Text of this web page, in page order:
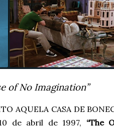
of No Imagination”
AQUELA CASA DE
de abril de 1997, “The